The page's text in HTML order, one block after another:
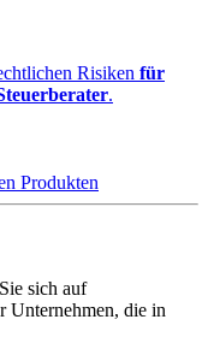
Risiken für
.
Produkten
sich auf
Unternehmen, die in